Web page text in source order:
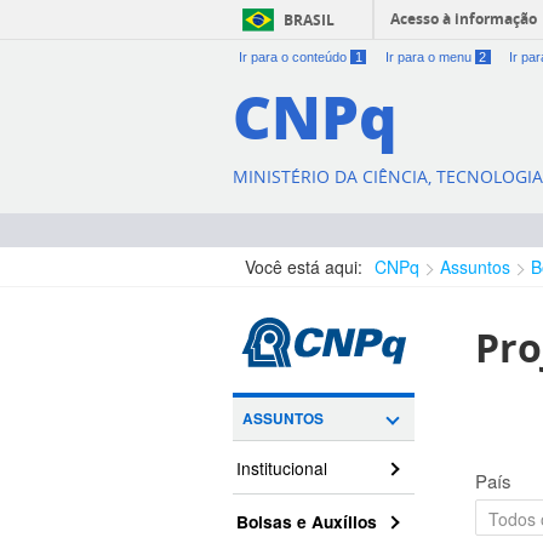
BRASIL Acesso à informação
Ir para o conteúdo 1 Ir para o menu 2 Ir
CNPq
MINISTÉRIO DA CIÊNCIA,
Você está aqui: CNPq Assuntos
ASSUNTOS
Institucional
Bolsas e Auxílios
País